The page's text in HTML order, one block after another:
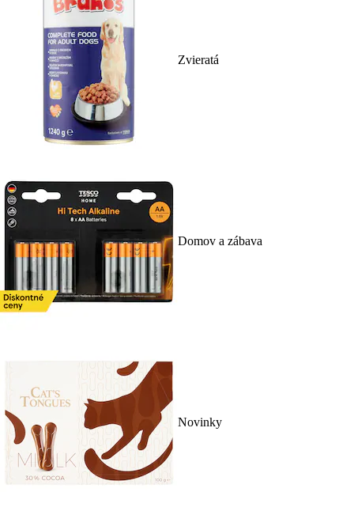
Zvieratá
Domov a zábava
Novinky